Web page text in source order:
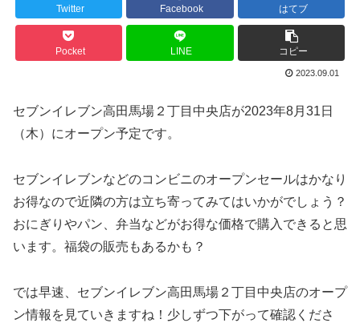
Twitter Facebook はてブ
Pocket LINE コピー
2023.09.01
セブンイレブン高田馬場２丁目中央店が2023年8月31日
（木）にオープン予定です。
セブンイレブンなどのコンビニのオープンセールはかなり
お得なので近隣の方は立ち寄ってみてはいかがでしょう？
おにぎりやパン、弁当などがお得な価格で購入できると思
います。福袋の販売もあるかも？
では早速、セブンイレブン高田馬場２丁目中央店のオープ
ン情報を見ていきますね！少しずつ下がって確認くださ